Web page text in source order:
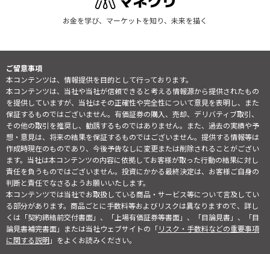
お金を学び、マーケットを知り、未来を描く
ご留意事項
本コンテンツは、情報提供を目的として行っております。
本コンテンツは、当社や当社が信頼できると考える情報源から提供されたもの
を提供していますが、当社はその正確性や完全性について意見を表明し、また
保証するものではございません。有価証券の購入、売却、デリバティブ取引、
その他の取引を推奨し、勧誘するものではありません。また、過去の実績や予
想・意見は、将来の結果を保証するものではございません。提供する情報等は
作成時現在のものであり、今後予告なしに変更または削除されることがござい
ます。当社は本コンテンツの内容に依拠してお客様が取った行動の結果に対し
責任を負うものではございません。投資にかかる最終決定は、お客様ご自身の
判断と責任でなさるようお願いいたします。
本コンテンツでは当社でお取扱している商品・サービス等について言及してい
る部分があります。商品ごとに手数料等およびリスクは異なりますので、詳し
くは「契約締結前交付書面」、「上場有価証券等書面」、「目論見書」、「目
論見書補完書面」または当社ウェブサイトの「リスク・手数料などの重要事項
に関する説明」をよくお読みください。